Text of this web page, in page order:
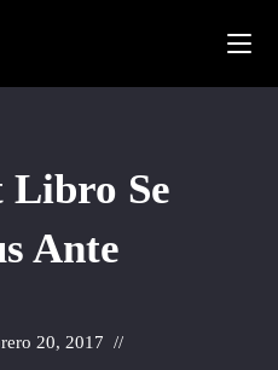
Libro Se
Ante
20, 2017